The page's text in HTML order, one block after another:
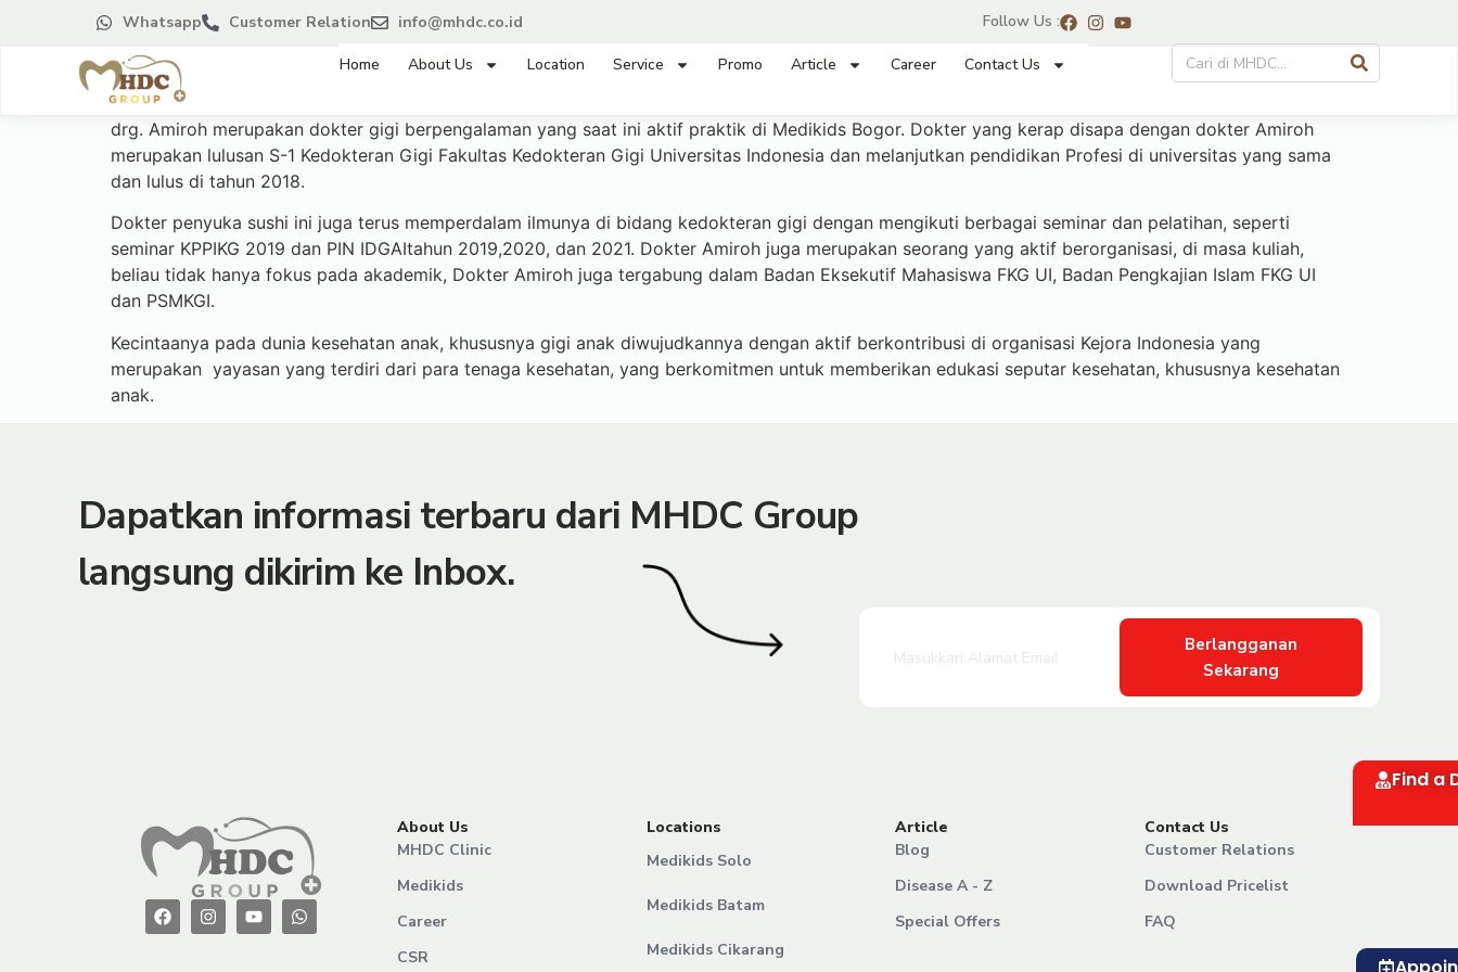
Whatsapp Customer Relation info@mhdc.co.id Follow Us :
Home About Us Location Service Promo Article Career Contact Us
drg. Amiroh merupakan dokter gigi berpengalaman yang saat ini aktif praktik di Medikids Bogor. Dokter yang kerap disapa dengan dokter Amiroh
merupakan lulusan S-1 Kedokteran Gigi Fakultas Kedokteran Gigi Universitas Indonesia dan melanjutkan pendidikan Profesi di universitas yang sama
dan lulus di tahun 2018.
Dokter penyuka sushi ini juga terus memperdalam ilmunya di bidang kedokteran gigi dengan mengikuti berbagai seminar dan pelatihan, seperti
seminar KPPIKG 2019 dan PIN IDGAItahun 2019,2020, dan 2021. Dokter Amiroh juga merupakan seorang yang aktif berorganisasi, di masa kuliah,
beliau tidak hanya fokus pada akademik, Dokter Amiroh juga tergabung dalam Badan Eksekutif Mahasiswa FKG UI, Badan Pengkajian Islam FKG UI
dan PSMKGI.
Kecintaanya pada dunia kesehatan anak, khususnya gigi anak diwujudkannya dengan aktif berkontribusi di organisasi Kejora Indonesia yang
merupakan yayasan yang terdiri dari para tenaga kesehatan, yang berkomitmen untuk memberikan edukasi seputar kesehatan, khususnya kesehatan
anak.
Dapatkan informasi terbaru dari MHDC Group
langsung dikirim ke Inbox.
Berlangganan
Sekarang
About Us
MHDC Clinic
Medikids
Career
CSR
Locations
Medikids Solo
Medikids Batam
Medikids Cikarang
Article
Blog
Disease A - Z
Special Offers
Contact Us
Customer Relations
Download Pricelist
FAQ
Find a